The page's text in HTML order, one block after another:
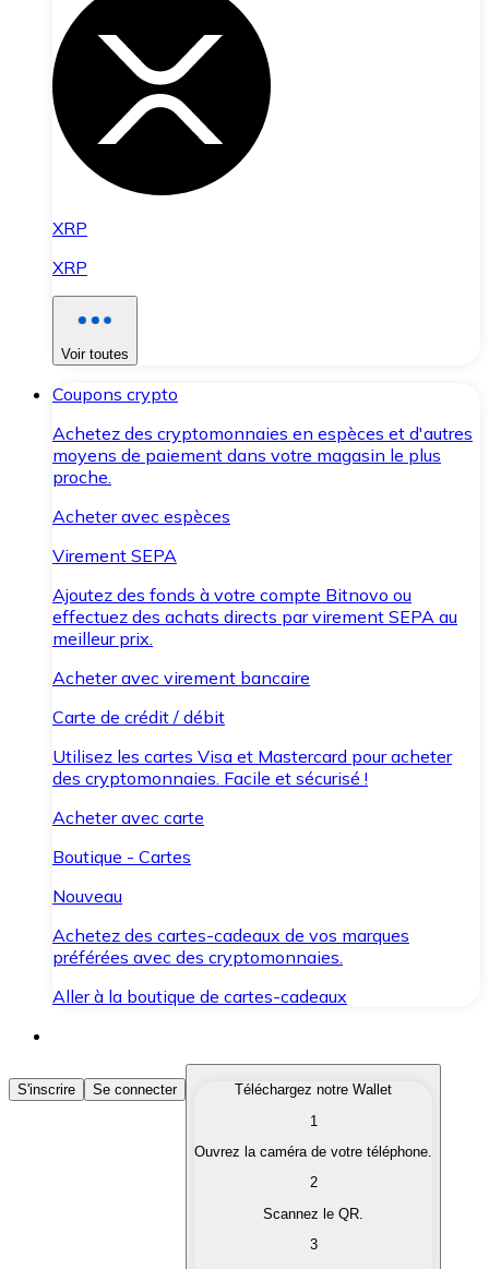
XRP
XRP
Voir toutes
Coupons crypto
Achetez des cryptomonnaies en espèces et d'autres
moyens de paiement dans votre magasin le plus
proche.
Acheter avec espèces
Virement SEPA
Ajoutez des fonds à votre compte Bitnovo ou
effectuez des achats directs par virement SEPA au
meilleur prix.
Acheter avec virement bancaire
Carte de crédit / débit
Utilisez les cartes Visa et Mastercard pour acheter
des cryptomonnaies. Facile et sécurisé !
Acheter avec carte
Boutique - Cartes
Nouveau
Achetez des cartes-cadeaux de vos marques
préférées avec des cryptomonnaies.
Aller à la boutique de cartes-cadeaux
Acheter des Cryptomonnaies
Achetez les cryptomonnaies qui vous intéressent
Convertissez vos cryptomonnaies en monnaie
S'inscrire Se connecter
Téléchargez notre Wallet
1
Ouvrez la caméra de votre téléphone.
2
Scannez le QR.
3